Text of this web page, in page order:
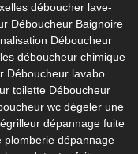
déboucher lave-
Déboucheur Baignoire
Déboucheur
déboucheur chimique
Déboucheur lavabo
toilette Déboucheur
wc dégeler une
dépannage fuite
plomberie dépannage